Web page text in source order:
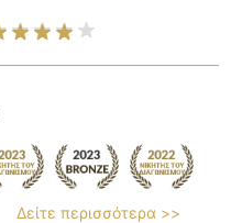
Δείτε περισσότερα >>